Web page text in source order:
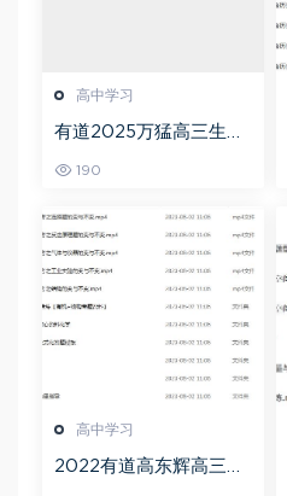
高中学习
有道2025万猛高三生物
教程
190
高中学习
2022有道高东辉高三化